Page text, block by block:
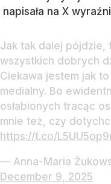
napisała na X
Jak tak dalej pójdzie,
wszystkich dobrych
Ciekawa jestem jak
medialny. Bo
osłabionych tracąc
mnie też, czy
https://t.co/
— Anna-Maria
December 9, 2025